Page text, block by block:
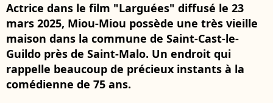
Actrice dans le film "Larguées" diffusé le 23
mars 2025, Miou-Miou possède une très vieille
maison dans la commune de Saint-Cast-le-
Guildo près de Saint-Malo. Un endroit qui
rappelle beaucoup de précieux instants à la
comédienne de 75 ans.